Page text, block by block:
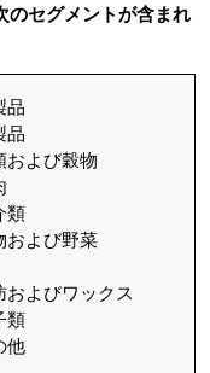
のセグメントが含まれ
品
品
および穀物
類
および野菜
およびワックス
類
他